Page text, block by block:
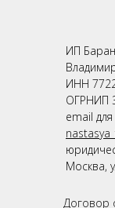
Договор
ИП
ИНН
ОГРНИП
email для
Москва,